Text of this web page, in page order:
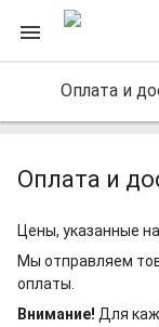
Оплата и
Оплата и
Цены, указанные
Мы отправляем
оплаты.
Внимание! Для